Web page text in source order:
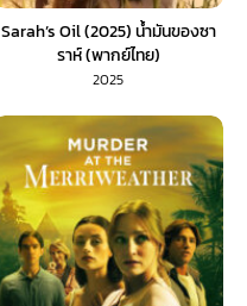
Sarah’s Oil (2025) น้ำมันของซา
ราห์ (พากย์ไทย)
2025